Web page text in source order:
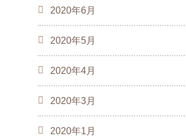
2020年6月
2020年5月
2020年4月
2020年3月
2020年1月